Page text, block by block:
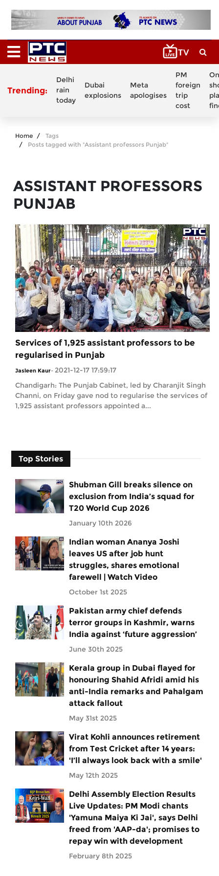
Trending:
Delhi
rain
today
Dubai
explosions
Meta
apologises
PM
foreign
trip
cost
Home
Tags
Posts tagged with "Assistant professors Punjab"
ASSISTANT PROFESSORS
PUNJAB
Services of 1,925 assistant professors to be
regularised in Punjab
Jasleen Kaur- 2021-12-17 17:59:17
Chandigarh: The Punjab Cabinet, led by Charanjit Singh
Channi, on Friday gave nod to regularise the services of
1,925 assistant professors appointed a...
Top Stories
Shubman Gill breaks silence on
exclusion from India’s squad for
T20 World Cup 2026
January 10th 2026
Indian woman Ananya Joshi
leaves US after job hunt
struggles, shares emotional
farewell | Watch Video
October 1st 2025
Pakistan army chief defends
terror groups in Kashmir, warns
India against ‘future aggression’
June 30th 2025
Kerala group in Dubai flayed for
honouring Shahid Afridi amid his
anti-India remarks and Pahalgam
attack fallout
May 31st 2025
Virat Kohli announces retirement
from Test Cricket after 14 years:
'I’ll always look back with a smile'
May 12th 2025
Delhi Assembly Election Results
Live Updates: PM Modi chants
'Yamuna Maiya Ki Jai', says Delhi
freed from 'AAP-da'; promises to
repay win with development
February 8th 2025